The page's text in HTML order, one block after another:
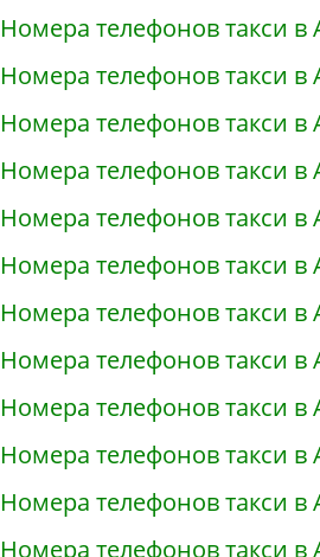
Номера телефонов такси в
Номера телефонов такси в
Номера телефонов такси в
Номера телефонов такси в
Номера телефонов такси в
Номера телефонов такси
Номера телефонов такси в
Номера телефонов такси в
Номера телефонов такси в
Номера телефонов такси в
Номера телефонов такси в
Номера телефонов такси в